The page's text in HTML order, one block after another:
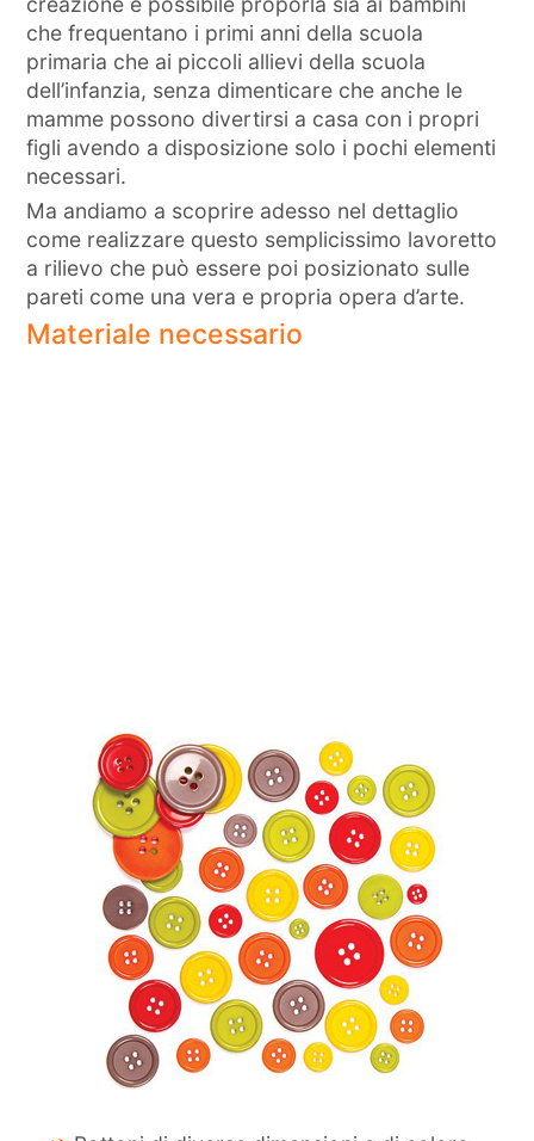
che frequentano i primi anni della scuola
primaria che ai piccoli allievi della scuola
dell’infanzia, senza dimenticare che anche le
mamme possono divertirsi a casa con i propri
figli avendo a disposizione solo i pochi elementi
necessari.
Ma andiamo a scoprire adesso nel dettaglio
come realizzare questo semplicissimo lavoretto
a rilievo che può essere poi posizionato sulle
pareti come una vera e propria opera d’arte.
Materiale necessario